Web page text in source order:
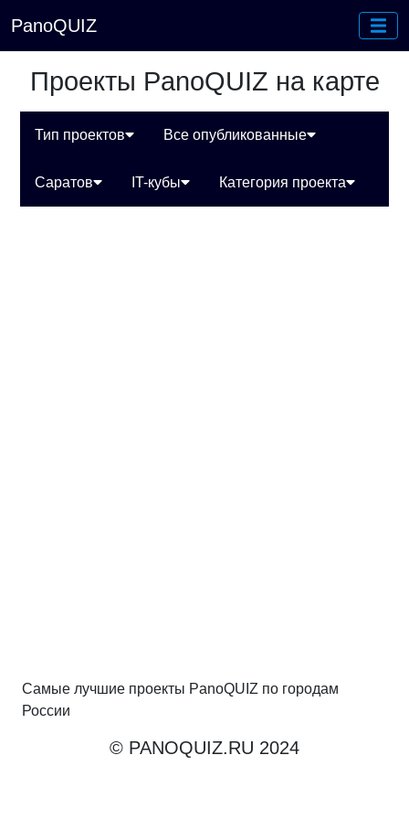
PanoQUIZ
Проекты PanoQUIZ на карте
Тип проектов Все опубликованные
Саратов IT-кубы Категория проекта
Самые лучшие проекты PanoQUIZ по городам
России
© PANOQUIZ.RU 2024